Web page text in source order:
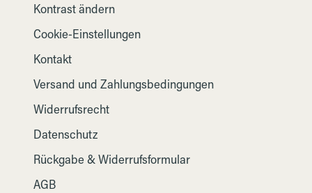
Kontrast ändern
Cookie-Einstellungen
Kontakt
Versand und Zahlungsbedingungen
Widerrufsrecht
Datenschutz
Rückgabe & Widerrufsformular
AGB